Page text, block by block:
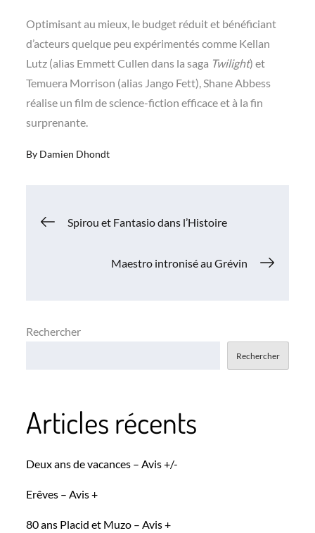
Optimisant au mieux, le budget réduit et bénéficiant
d’acteurs quelque peu expérimentés comme Kellan
Lutz (alias Emmett Cullen dans la saga Twilight) et
Temuera Morrison (alias Jango Fett), Shane Abbess
réalise un film de science-fiction efficace et à la fin
surprenante.
By Damien Dhondt
Navigation
Spirou et Fantasio dans l’Histoire
Maestro intronisé au Grévin
Rechercher
Rechercher
Articles récents
Deux ans de vacances – Avis +/-
Erêves – Avis +
80 ans Placid et Muzo – Avis +